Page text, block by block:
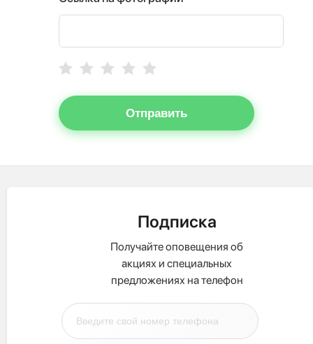
Отправить
Подписка
Получайте оповещения об
акциях и специальных
предложениях на телефон